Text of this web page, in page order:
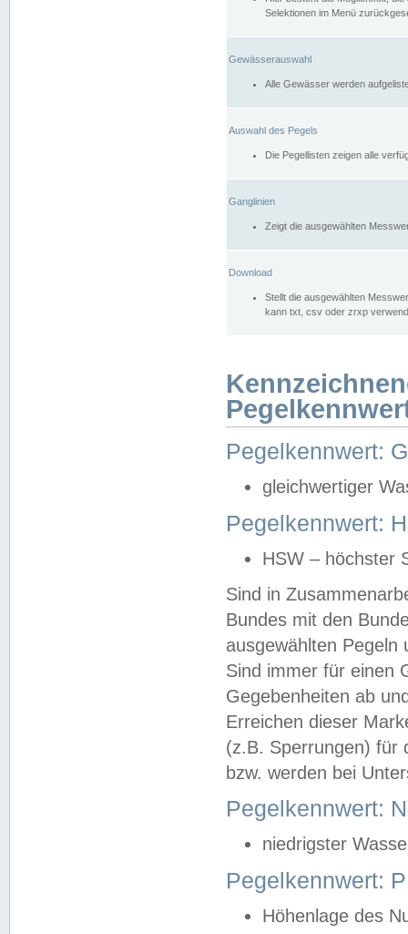
Selektionen im Menü
Gewässerauswahl
Alle Gewässer werden
Auswahl des Pegels
Die Pegellisten zeigen alle
Ganglinien
Zeigt die ausgewählten
Download
Stellt die ausgewählten
kann txt, csv oder zrxp
Pegelkennwert:
gleichwertiger
Pegelkennwert:
HSW – höchster
Sind in
Bundes mit den
ausgewählten
Sind immer für einen
Gegebenheiten ab
Erreichen dieser
(z.B. Sperrungen) für
bzw. werden bei
Pegelkennwert:
niedrigster
Pegelkennwert:
Höhenlage des